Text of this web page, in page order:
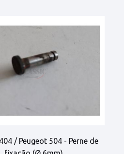
/ Peugeot 504 - Perne de